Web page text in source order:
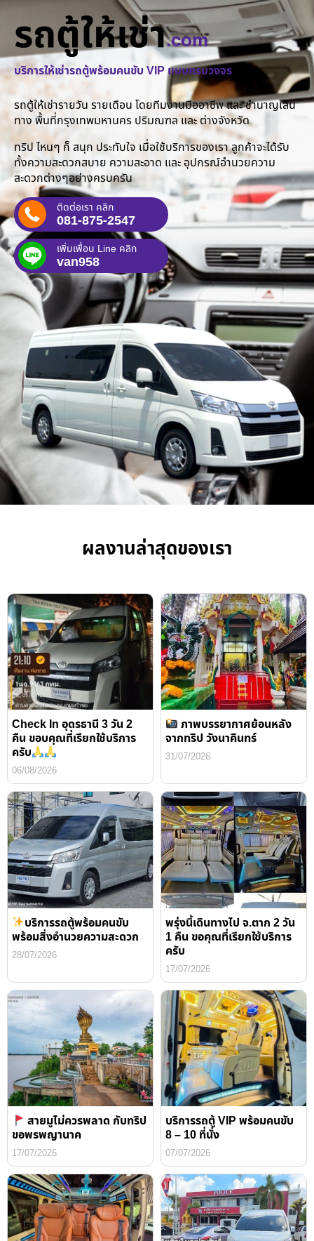
รถตู้ให้เช่า.com
บริการให้เช่ารถตู้พร้อมคนขับ VIP แบบครบวงจร
รถตู้ให้เช่ารายวัน รายเดือน โดยทีมงานมืออาชีพ และ ชำนาญเส้น
ทาง พื้นที่กรุงเทพมหานคร ปริมณฑล และ ต่างจังหวัด
ทริป ไหนๆ ก็ สนุก ประทับใจ เมื่อใช้บริการของเรา ลูกค้าจะได้รับ
ทั้งความสะดวกสบาย ความสะอาด และ อุปกรณ์อำนวยความ
สะดวกต่างๆอย่างครบครัน
ติดต่อเรา คลิก
081-875-2547
เพิ่มเพื่อน Line คลิก
van958
ผลงานล่าสุดของเรา
Check In อุดรธานี 3 วัน 2
คืน ขอบคุณที่เรียกใช้บริการ
ครับ
06/08/2026
ภาพบรรยากาศย้อนหลัง
จากทริป วังนาคินทร์
31/07/2026
บริการรถตู้พร้อมคนขับ
พร้อมสิ่งอำนวยความสะดวก
28/07/2026
พรุ่งนี้เดินทางไป จ.ตาก 2 วัน
1 คืน ขอคุณที่เรียกใช้บริการ
ครับ
17/07/2026
สายมูไม่ควรพลาด กับทริป
ขอพรพญานาค
17/07/2026
บริการรถตู้ VIP พร้อมคนขับ
8 – 10 ที่นั่ง
07/07/2026